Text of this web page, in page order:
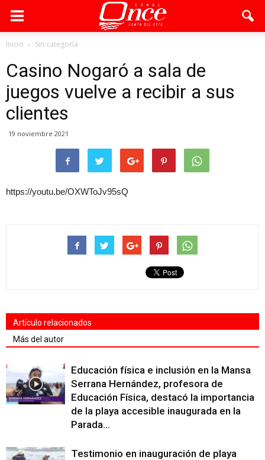
Inicio Sin categoría
Casino Nogaró a sala de
juegos vuelve a recibir a sus
clientes
19 noviembre 2021
https://youtu.be/OXWToJv95sQ
Artículo relacionados
Más del autor
Educación física e inclusión en la Mansa
Serrana Hernández, profesora de
Educación Física, destacó la importancia
de la playa accesible inaugurada en la
Parada...
Testimonio en inauguración de playa